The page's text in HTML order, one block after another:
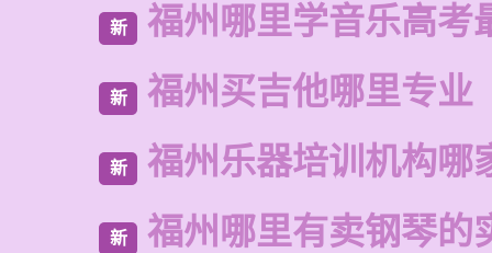
新 福州哪里学音乐高考
新 福州买吉他哪里专业
新 福州乐器培训机构哪
新 福州哪里有卖钢琴的